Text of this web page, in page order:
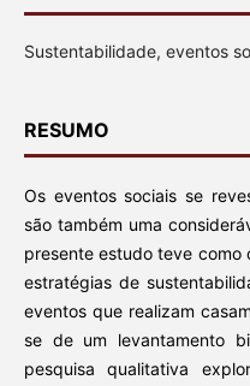
Sustentabilidade, eventos
RESUMO
Os eventos sociais se
são também uma
presente estudo teve
estratégias de
eventos que realizam
se de um levantamento
pesquisa qualitativa